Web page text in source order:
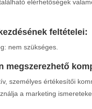
elérhetőségek
feltételei:
nem szükséges.
megszerezhető
személyes értékesítői
a marketing